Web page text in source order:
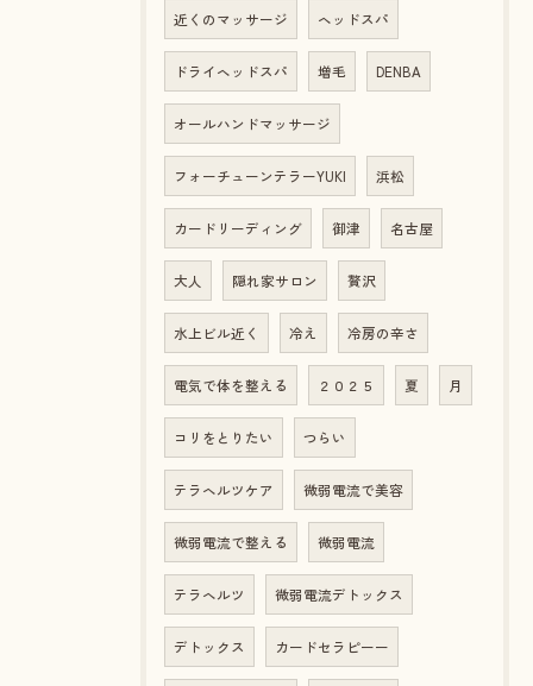
近くのマッサージ ヘッドスパ
ドライヘッドスパ 増毛 DENBA
オールハンドマッサージ
フォーチューンテラーYUKI 浜松
カードリーディング 御津 名古屋
大人 隠れ家サロン 贅沢
水上ビル近く 冷え 冷房の辛さ
電気で体を整える ２０２５ 夏 月
コリをとりたい つらい
テラヘルツケア 微弱電流で美容
微弱電流で整える 微弱電流
テラヘルツ 微弱電流デトックス
デトックス カードセラピーー